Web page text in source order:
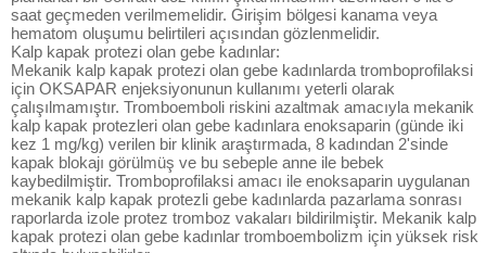
saat geçmeden verilmemelidir. Girişim bölgesi kanama veya
hematom oluşumu belirtileri açısından gözlenmelidir.
Kalp kapak protezi olan gebe kadınlar:
Mekanik kalp kapak protezi olan gebe kadınlarda tromboprofilaksi
için OKSAPAR enjeksiyonunun kullanımı yeterli olarak
çalışılmamıştır. Tromboemboli riskini azaltmak amacıyla mekanik
kalp kapak protezleri olan gebe kadınlara enoksaparin (günde iki
kez 1 mg/kg) verilen bir klinik araştırmada, 8 kadından 2'sinde
kapak blokajı görülmüş ve bu sebeple anne ile bebek
kaybedilmiştir. Tromboprofilaksi amacı ile enoksaparin uygulanan
mekanik kalp kapak protezli gebe kadınlarda pazarlama sonrası
raporlarda izole protez tromboz vakaları bildirilmiştir. Mekanik kalp
kapak protezi olan gebe kadınlar tromboembolizm için yüksek risk